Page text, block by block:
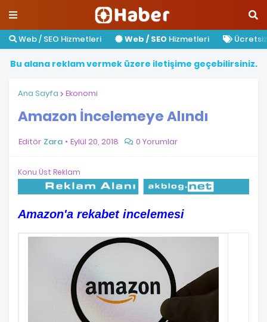
Web / SEO Hizmetleri Web / SEO Hizmetleri
Bu alana reklamvermek üzere iletişime geçebilirsiniz.
Ana Sayfa Ekonomi
Amazon İncelemeye Alındı
Editör Zara Eylül 20, 2018 0 Yorumlar
Konu Üst Reklam
Amazon'a rekabet incelemesi